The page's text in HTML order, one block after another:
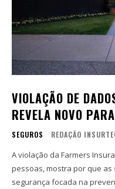
VIOLAÇÃO DE
REVELA NOVO
SEGUROS REDAÇÃO
A violação da Farmers
pessoas, mostra por que
segurança focada na